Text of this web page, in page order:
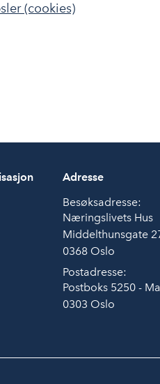
(cookies)
Adresse
Besøksadresse:
Næringslivets Hus
Middelthunsgate
0368 Oslo
Postadresse:
Postboks 5250 -
0303 Oslo